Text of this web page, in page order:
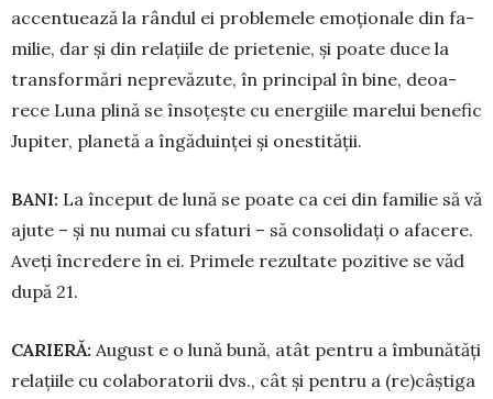
accentuează la rândul ei pro­ble­mele emoționale din fa­
milie, dar și din relațiile de prie­te­nie, și poate duce la
transformări ne­pre­văzute, în principal în bine, deoa­
rece Luna plină se însoțește cu ener­giile marelui benefic
Ju­piter, pla­netă a îngăduinței și ones­tității.
BANI: La început de lună se poate ca cei din familie să vă
ajute – și nu nu­mai cu sfaturi – să consolidați o aface­re.
Aveți încredere în ei. Primele re­zultate pozitive se văd
după 21.
CARIERĂ: August e o lună bună, atât pentru a îmbunătăți
relațiile cu cola­bo­ratorii dvs., cât și pentru a (re)­câș­tiga